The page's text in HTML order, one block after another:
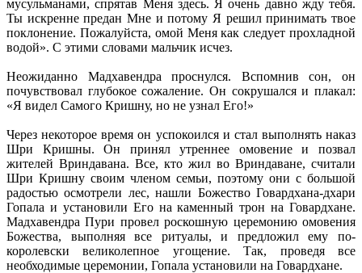
мусульманами, спрятав Меня здесь. Я очень давно жду тебя.
Ты искренне предан Мне и потому Я решил принимать твое
поклонение. Пожалуйста, омой Меня как следует прохладной
водой». С этими словами мальчик исчез.
Неожиданно Мадхавендра проснулся. Вспомнив сон, он
почувствовал глубокое сожаление. Он сокрушался и плакал:
«Я видел Самого Кришну, но не узнал Его!»
Через некоторое время он успокоился и стал выполнять наказ
Шри Кришны. Он принял утреннее омовение и позвал
жителей Вриндавана. Все, кто жил во Вриндаване, считали
Шри Кришну своим членом семьи, поэтому они с большой
радостью осмотрели лес, нашли Божество Говардхана-дхари
Гопала и установили Его на каменный трон на Говардхане.
Мадхавендра Пури провел роскошную церемонию омовения
Божества, выполняя все ритуалы, и предложил ему по-
королевски великолепное угощение. Так, проведя все
необходимые церемонии, Гопала установили на Говардхане.